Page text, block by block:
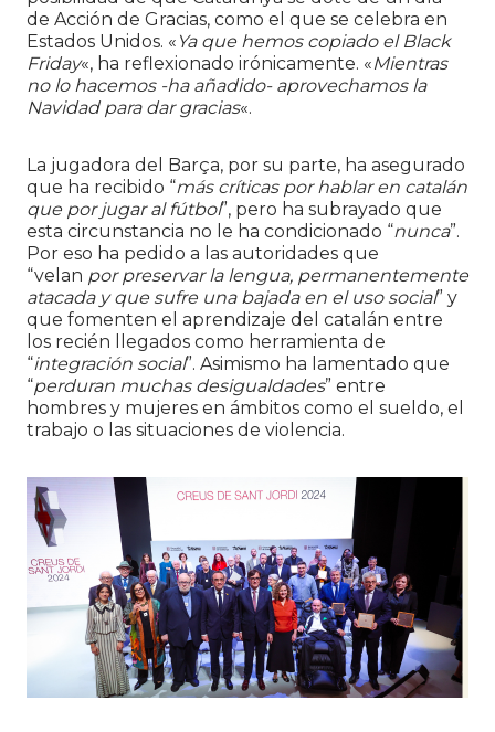
de Acción de Gracias, como el que se celebra en
Estados Unidos. « Ya que hemos copiado el Black
Friday«, ha reflexionado irónicamente. «Mientras
no lo hacemos -ha añadido- aprovechamos la
Navidad para dar gracias«.
La jugadora del Barça, por su parte, ha asegurado
que ha recibido “más críticas por hablar en catalán
que por jugar al fútbol”, pero ha subrayado que
esta circunstancia no le ha condicionado “nunca”.
Por eso ha pedido a las autoridades que
“velan por preservar la lengua, permanentemente
atacada y que sufre una bajada en el uso social” y
que fomenten el aprendizaje del catalán entre
los recién llegados como herramienta de
“integración social”. Asimismo ha lamentado que
“perduran muchas desigualdades” entre
hombres y mujeres en ámbitos como el sueldo, el
trabajo o las situaciones de violencia.